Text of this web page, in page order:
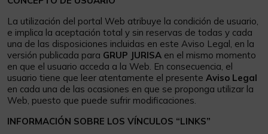
La utilización del portal Web atribuye la condición de usuario,
e implica la aceptación total y sin reservas de todas y cada
una de las disposiciones incluidas en este Aviso Legal, en la
versión publicada para GRUP JURISA en el mismo momento
en que el usuario acceda a la Web. En consecuencia, el
usuario tiene que leer atentamente el presente Aviso Legal
en cada una de las ocasiones en que se proponga utilizar la
Web, puesto que puede sufrir modificaciones.
INFORMACIÓN SOBRE LOS VÍNCULOS “LINKS”